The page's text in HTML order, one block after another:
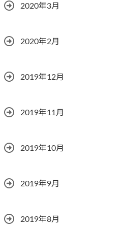
2020年3月
2020年2月
2019年12月
2019年11月
2019年10月
2019年9月
2019年8月